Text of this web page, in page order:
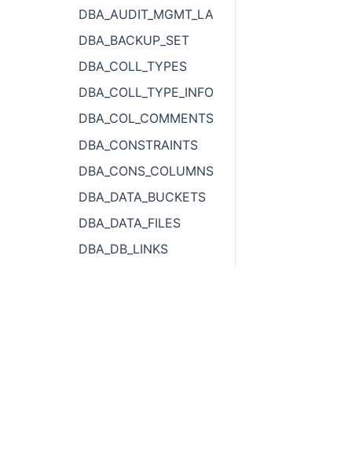
DBA_AUDIT_MGMT_LAST_ARCH_TS
DBA_BACKUP_SET
DBA_COLL_TYPES
DBA_COLL_TYPE_INFO
DBA_COL_COMMENTS
DBA_CONSTRAINTS
DBA_CONS_COLUMNS
DBA_DATA_BUCKETS
DBA_DATA_FILES
DBA_DB_LINKS